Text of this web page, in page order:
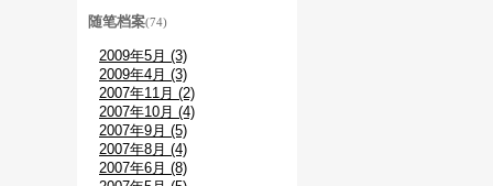
随笔档案(74)
2009年5月 (3)
2009年4月 (3)
2007年11月 (2)
2007年10月 (4)
2007年9月 (5)
2007年8月 (4)
2007年6月 (8)